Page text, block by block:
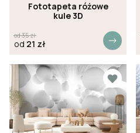
Fototapeta różowe
kule 3D
od35zł
od 21 zł